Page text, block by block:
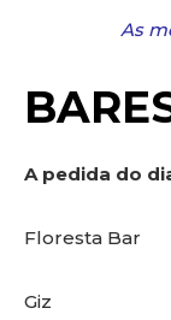
As
A pedida do
Floresta Bar
Giz